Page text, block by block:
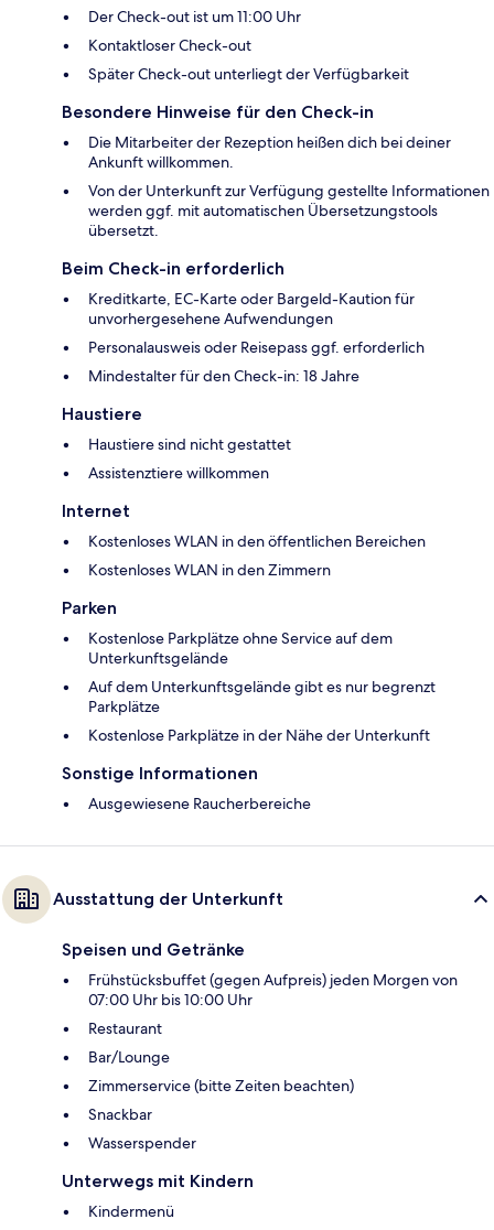
Der Check-out ist um 11:00 Uhr
Kontaktloser Check-out
Später Check-out unterliegt der Verfügbarkeit
Besondere Hinweise für den Check-in
Die Mitarbeiter der Rezeption heißen dich bei deiner
Ankunft willkommen.
Von der Unterkunft zur Verfügung gestellte Informationen
werden ggf. mit automatischen Übersetzungstools
übersetzt.
Beim Check-in erforderlich
Kreditkarte, EC-Karte oder Bargeld-Kaution für
unvorhergesehene Aufwendungen
Personalausweis oder Reisepass ggf. erforderlich
Mindestalter für den Check-in: 18 Jahre
Haustiere
Haustiere sind nicht gestattet
Assistenztiere willkommen
Internet
Kostenloses WLAN in den öffentlichen Bereichen
Kostenloses WLAN in den Zimmern
Parken
Kostenlose Parkplätze ohne Service auf dem
Unterkunftsgelände
Auf dem Unterkunftsgelände gibt es nur begrenzt
Parkplätze
Kostenlose Parkplätze in der Nähe der Unterkunft
Sonstige Informationen
Ausgewiesene Raucherbereiche
Ausstattung der Unterkunft
Speisen und Getränke
Frühstücksbuffet (gegen Aufpreis) jeden Morgen von
07:00 Uhr bis 10:00 Uhr
Restaurant
Bar/Lounge
Zimmerservice (bitte Zeiten beachten)
Snackbar
Wasserspender
Unterwegs mit Kindern
Kindermenü